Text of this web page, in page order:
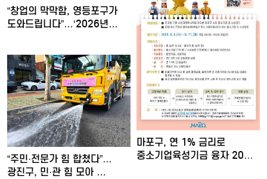
“창업의 막막함, 영등포구가
도와드립니다”…‘2026년…
마포구, 연 1% 금리로
중소기업육성기금 융자 20억
“주민·전문가 힘 합쳤다”…
광진구, 민·관 힘 모아 …